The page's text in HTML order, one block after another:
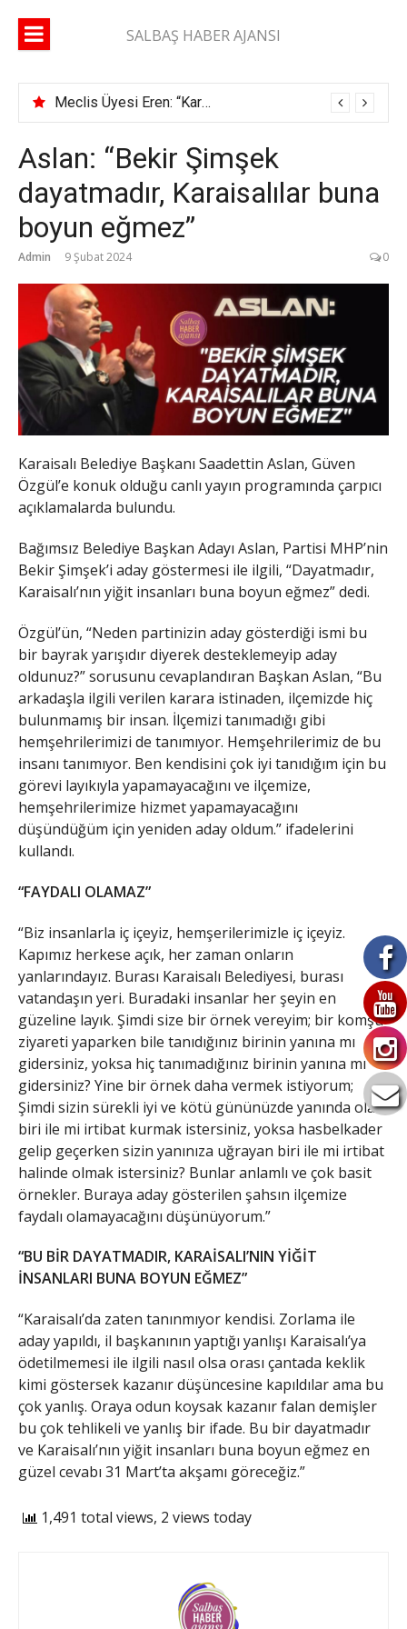
SALBAŞ HABER AJANSI
Meclis Üyesi Eren: “Karaisalı yolunda 2 ay geçti, şerit çizgisi bile çekilmedi”
Aslan: “Bekir Şimşek
dayatmadır, Karaisalılar buna
boyun eğmez”
Admin 9 Şubat 2024 0
Karaisalı Belediye Başkanı Saadettin Aslan, Güven
Özgül’e konuk olduğu canlı yayın programında çarpıcı
açıklamalarda bulundu.
Bağımsız Belediye Başkan Adayı Aslan, Partisi MHP’nin
Bekir Şimşek’i aday göstermesi ile ilgili, “Dayatmadır,
Karaisalı’nın yiğit insanları buna boyun eğmez” dedi.
Özgül’ün, “Neden partinizin aday gösterdiği ismi bu
bir bayrak yarışıdır diyerek desteklemeyip aday
oldunuz?” sorusunu cevaplandıran Başkan Aslan, “Bu
arkadaşla ilgili verilen karara istinaden, ilçemizde hiç
bulunmamış bir insan. İlçemizi tanımadığı gibi
hemşehrilerimizi de tanımıyor. Hemşehrilerimiz de bu
insanı tanımıyor. Ben kendisini çok iyi tanıdığım için bu
görevi layıkıyla yapamayacağını ve ilçemize,
hemşehrilerimize hizmet yapamayacağını
düşündüğüm için yeniden aday oldum.” ifadelerini
kullandı.
“FAYDALI OLAMAZ”
“Biz insanlarla iç içeyiz, hemşerilerimizle iç içeyiz.
Kapımız herkese açık, her zaman onların
yanlarındayız. Burası Karaisalı Belediyesi, burası
vatandaşın yeri. Buradaki insanlar her şeyin en
güzeline layık. Şimdi size bir örnek vereyim; bir komşu
ziyareti yaparken bile tanıdığınız birinin yanına mı
gidersiniz, yoksa hiç tanımadığınız birinin yanına mı
gidersiniz? Yine bir örnek daha vermek istiyorum;
Şimdi sizin sürekli iyi ve kötü gününüzde yanında olan
biri ile mi irtibat kurmak istersiniz, yoksa hasbelkader
gelip geçerken sizin yanınıza uğrayan biri ile mi irtibat
halinde olmak istersiniz? Bunlar anlamlı ve çok basit
örnekler. Buraya aday gösterilen şahsın ilçemize
faydalı olamayacağını düşünüyorum.”
“BU BİR DAYATMADIR, KARAİSALI’NIN YİĞİT
İNSANLARI BUNA BOYUN EĞMEZ”
“Karaisalı’da zaten tanınmıyor kendisi. Zorlama ile
aday yapıldı, il başkanının yaptığı yanlışı Karaisalı’ya
ödetilmemesi ile ilgili nasıl olsa orası çantada keklik
kimi göstersek kazanır düşüncesine kapıldılar ama bu
çok yanlış. Oraya odun koysak kazanır falan demişler
bu çok tehlikeli ve yanlış bir ifade. Bu bir dayatmadır
ve Karaisalı’nın yiğit insanları buna boyun eğmez en
güzel cevabı 31 Mart’ta akşamı göreceğiz.”
1,491 total views, 2 views today